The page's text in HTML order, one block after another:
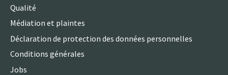
Qualité
Médiation et plaintes
Déclaration de protection des données personnelles
Conditions générales
Jobs